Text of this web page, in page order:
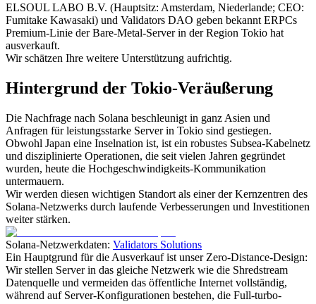
ELSOUL LABO B.V. (Hauptsitz: Amsterdam, Niederlande; CEO:
Fumitake Kawasaki) und Validators DAO geben bekannt ERPCs
Premium-Linie der Bare-Metal-Server in der Region Tokio hat
ausverkauft.
Wir schätzen Ihre weitere Unterstützung aufrichtig.
Hintergrund der Tokio-Veräußerung
Die Nachfrage nach Solana beschleunigt in ganz Asien und
Anfragen für leistungsstarke Server in Tokio sind gestiegen.
Obwohl Japan eine Inselnation ist, ist ein robustes Subsea-Kabelnetz
und disziplinierte Operationen, die seit vielen Jahren gegründet
wurden, heute die Hochgeschwindigkeits-Kommunikation
untermauern.
Wir werden diesen wichtigen Standort als einer der Kernzentren des
Solana-Netzwerks durch laufende Verbesserungen und Investitionen
weiter stärken.
Solana-Netzwerkdaten: Validators Solutions
Ein Hauptgrund für die Ausverkauf ist unser Zero-Distance-Design:
Wir stellen Server in das gleiche Netzwerk wie die Shredstream
Datenquelle und vermeiden das öffentliche Internet vollständig,
während auf Server-Konfigurationen bestehen, die Full-turbo-